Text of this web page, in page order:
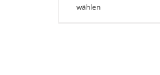
wählen